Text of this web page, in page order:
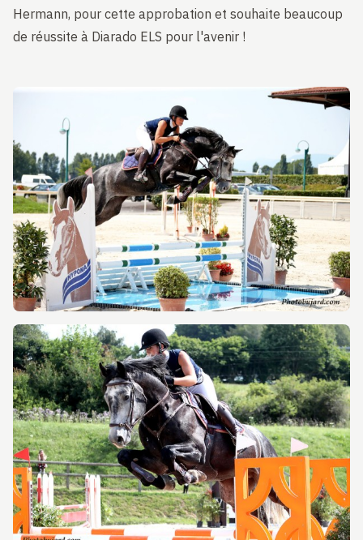
Hermann, pour cette approbation et souhaite beaucoup
de réussite à Diarado ELS pour l'avenir !